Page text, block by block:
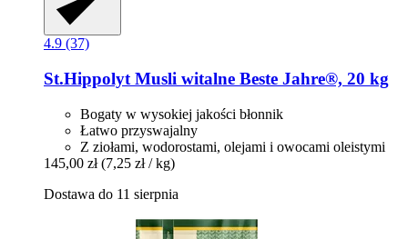
4.9 (37)
St.Hippolyt Musli witalne Beste Jahre®, 20 kg
Bogaty w wysokiej jakości błonnik
Łatwo przyswajalny
Z ziołami, wodorostami, olejami i owocami oleistymi
145,00 zł (7,25 zł / kg)
Dostawa do 11 sierpnia